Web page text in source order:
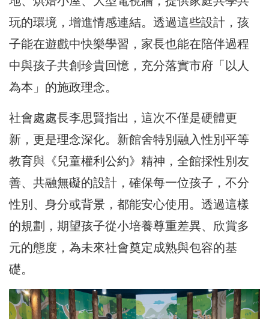
玩的環境，增進情感連結。透過這些設計，孩
子能在遊戲中快樂學習，家長也能在陪伴過程
中與孩子共創珍貴回憶，充分落實市府「以人
為本」的施政理念。
社會處處長李思賢指出，這次不僅是硬體更
新，更是理念深化。新館舍特別融入性別平等
教育與《兒童權利公約》精神，全館採性別友
善、共融無礙的設計，確保每一位孩子，不分
性別、身分或背景，都能安心使用。透過這樣
的規劃，期望孩子從小培養尊重差異、欣賞多
元的態度，為未來社會奠定成熟與包容的基
礎。